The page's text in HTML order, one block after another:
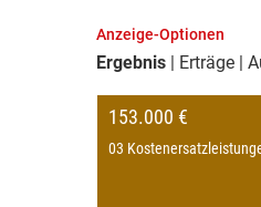
Anzeige-Optionen
Ergebnis Erträge
153.000 €
03